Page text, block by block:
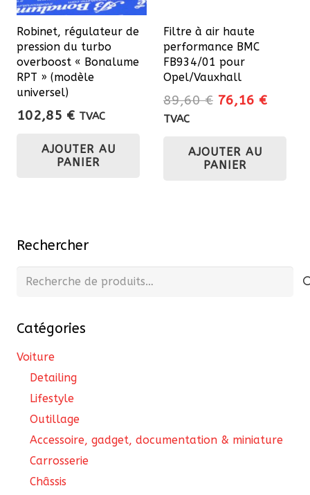
Robinet, régulateur de
pression du turbo
overboost « Bonalume
RPT » (modèle
universel)
102,85 € TVAC
AJOUTER AU
PANIER
Filtre à air haute
performance BMC
FB934/01 pour
Opel/Vauxhall
89,60€ Le
était :
89,60 €.
76,16 €Le
TVAC
AJOUTER AU
PANIER
Rechercher
Recherche
Catégories
Voiture
Detailing
Lifestyle
Outillage
Accessoire, gadget, documentation & miniature
Carrosserie
Châssis